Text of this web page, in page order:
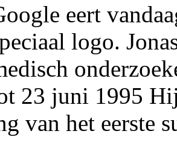
eert
logo.
23 juni 1995
van het eerste